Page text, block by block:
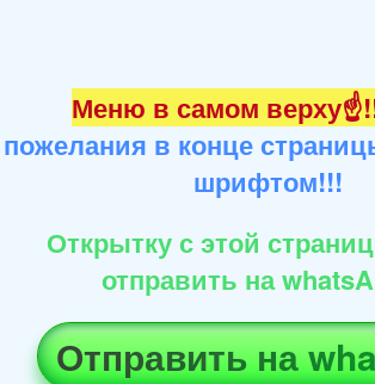
Меню в самом
пожелания в конце
шрифтом!!!
Открытку с этой
отправить на
Отправить на